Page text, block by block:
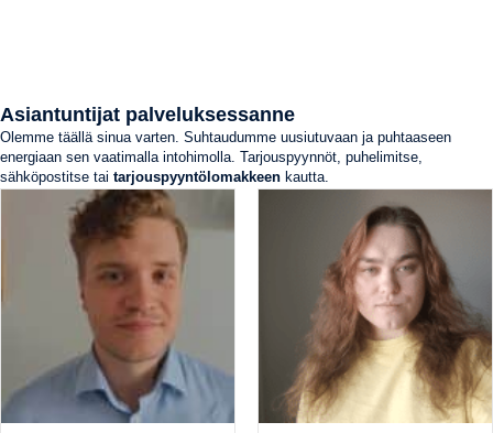
Asiantuntijat palveluksessanne
Olemme täällä sinua varten. Suhtaudumme uusiutuvaan ja puhtaaseen
energiaan sen vaatimalla intohimolla. Tarjouspyynnöt, puhelimitse,
sähköpostitse tai tarjouspyyntölomakkeen kautta.